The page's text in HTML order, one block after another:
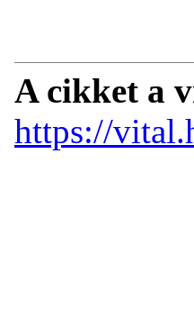
A cikket a
https://